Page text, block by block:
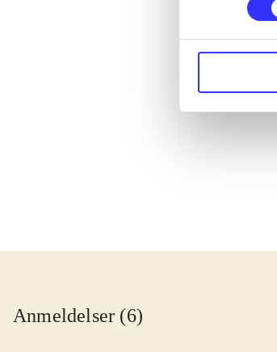
Anmeldelser (6)